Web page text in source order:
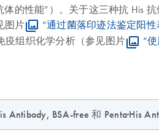
的性能”）。关于这三种抗 His
图片 “通过菌落印迹法鉴定阳性
疫组织化学分析（参见图片
“
Antibody, BSA-free 和 Penta·His